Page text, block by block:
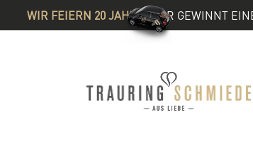
WIR FEIERN 20 JAHRE& IHR GEWINNT